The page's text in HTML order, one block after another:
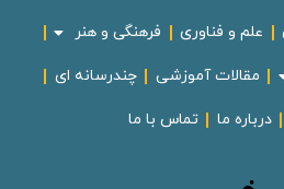
علم و فناوری فرهنگی و هنر
مقالات آموزشی چندرسانه ای
درباره ما تماس با ما